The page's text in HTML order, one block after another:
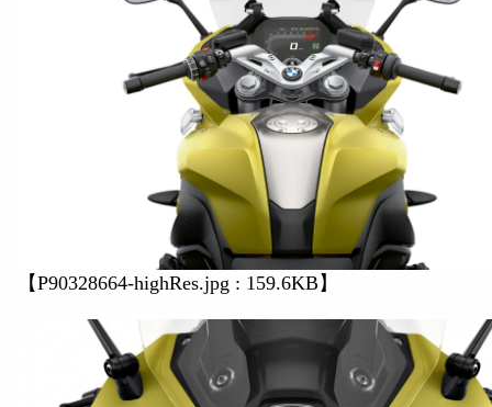
【P90328664-highRes.jpg : 159.6KB】